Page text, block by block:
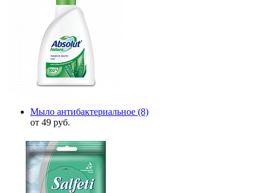
Мыло антибактериальное (8)
от 49 руб.